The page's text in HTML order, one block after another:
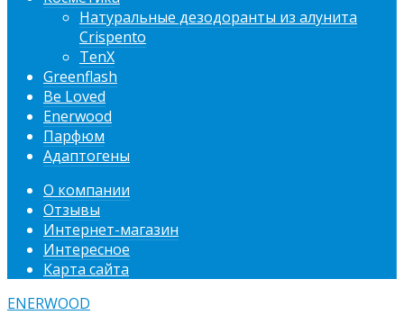
Натуральные дезодоранты из алунита
Crispento
TenX
Greenflash
Be Loved
Enerwood
Парфюм
Адаптогены
О компании
Отзывы
Интернет-магазин
Интересное
Карта сайта
ENERWOOD